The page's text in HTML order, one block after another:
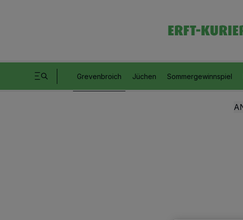
Grevenbroich Jüchen Sommergewinnspiel